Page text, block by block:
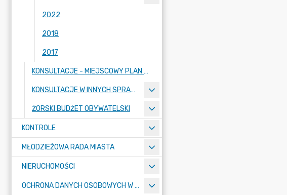
2022
2018
2017
KONSULTACJE - MIEJSCOWY PLAN ZAGOSPODAROWANIA PRZESTRZENNEGO
KONSULTACJE W INNYCH SPRAWACH
ŻORSKI BUDŻET OBYWATELSKI
KONTROLE
MŁODZIEŻOWA RADA MIASTA
NIERUCHOMOŚCI
OCHRONA DANYCH OSOBOWYCH W URZĘDZIE MIASTA ŻORY - RODO